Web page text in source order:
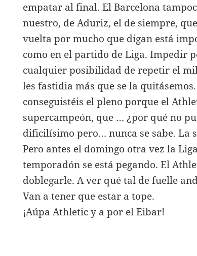
empatar al final. El Barcelona
nuestro, de Aduriz, el de siempre,
vuelta por mucho que digan está
como en el partido de Liga. Impedir
cualquier posibilidad de repetir el
les fastidia más que se la
conseguistéis el pleno porque el
supercampeón, que … ¿por qué no
dificilísimo pero… nunca se sabe. La
Pero antes el domingo otra vez la
temporadón se está pegando. El
doblegarle. A ver qué tal de fuelle
Van a tener que estar a tope.
¡Aúpa Athletic y a por el Eibar!